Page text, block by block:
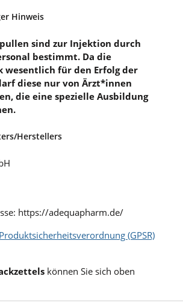
Hinweis
sind zur Injektion durch
bestimmt. Da die
wesentlich für den Erfolg der
diese nur von Ärzt*innen
die eine spezielle Ausbildung
Herstellers
https://adequapharm.de/
(GPSR)
können Sie sich oben